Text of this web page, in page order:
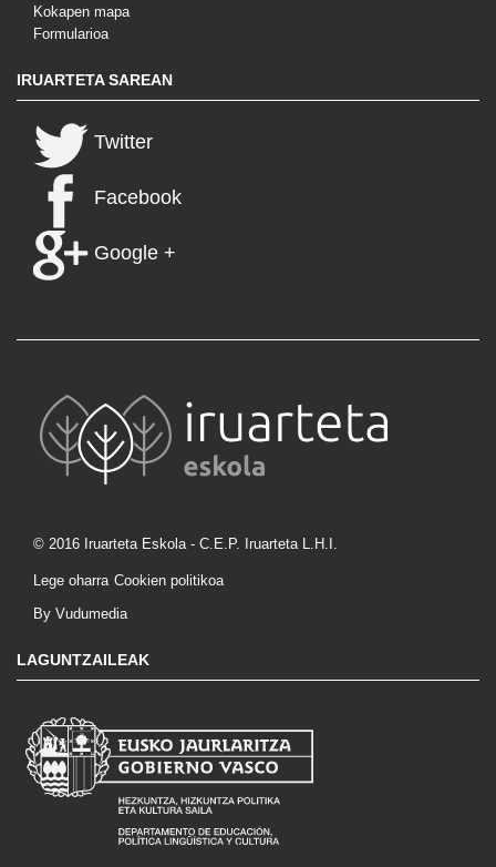
Kokapen mapa
Formularioa
IRUARTETA SAREAN
Twitter
Facebook
Google +
© 2016 Iruarteta Eskola - C.E.P. Iruarteta L.H.I.
Lege oharra Cookien politikoa
By Vudumedia
LAGUNTZAILEAK